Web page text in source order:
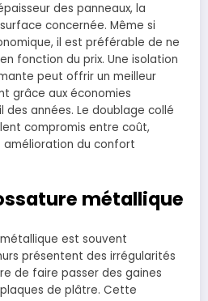
des panneaux, la
concernée. Même si
il est préférable de ne
fonction du prix. Une isolation
peut offrir un meilleur
grâce aux économies
des années. Le doublage collé
compromis entre coût,
amélioration du confort
métallique
est souvent
présentent des irrégularités
de faire passer des gaines
de plâtre. Cette